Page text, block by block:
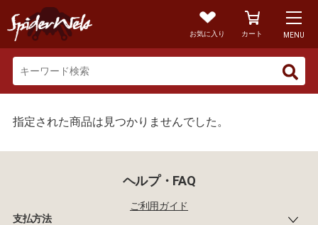
お気に入り カート MENU
指定された商品は見つかりませんでした。
ヘルプ・FAQ
ご利用ガイド
支払方法